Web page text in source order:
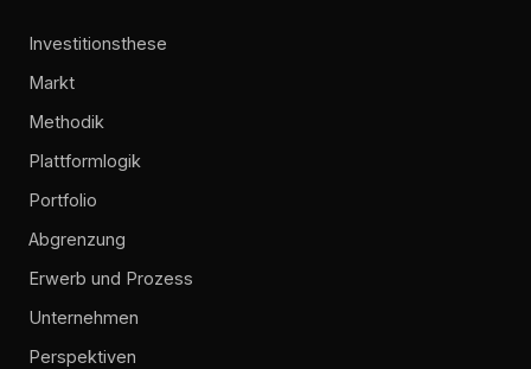
Investitionsthese
Markt
Methodik
Plattformlogik
Portfolio
Abgrenzung
Erwerb und Prozess
Unternehmen
Perspektiven